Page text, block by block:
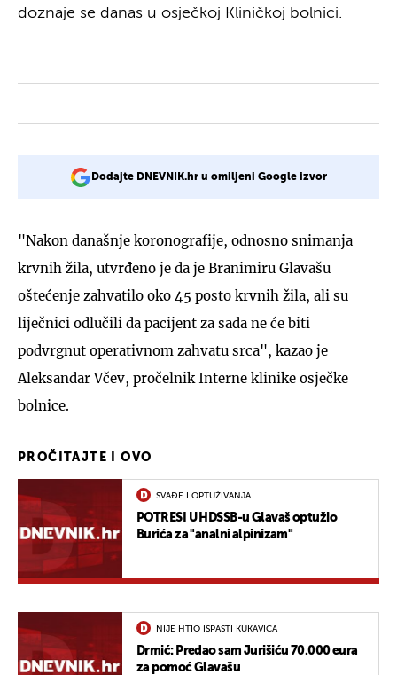
doznaje se danas u osječkoj Kliničkoj bolnici.
Dodajte DNEVNIK.hr u omiljeni Google izvor
"Nakon današnje koronografije, odnosno snimanja
krvnih žila, utvrđeno je da je Branimiru Glavašu
oštećenje zahvatilo oko 45 posto krvnih žila, ali su
liječnici odlučili da pacijent za sada ne će biti
podvrgnut operativnom zahvatu srca", kazao je
Aleksandar Včev, pročelnik Interne klinike osječke
bolnice.
PROČITAJTE I OVO
SVAĐE I OPTUŽIVANJA
POTRESI U HDSSB-u Glavaš optužio
Burića za "analni alpinizam"
NIJE HTIO ISPASTI KUKAVICA
Drmić: Predao sam Jurišiću 70.000 eura
za pomoć Glavašu